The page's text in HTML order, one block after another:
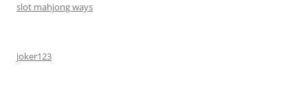
slot mahjong ways
joker123